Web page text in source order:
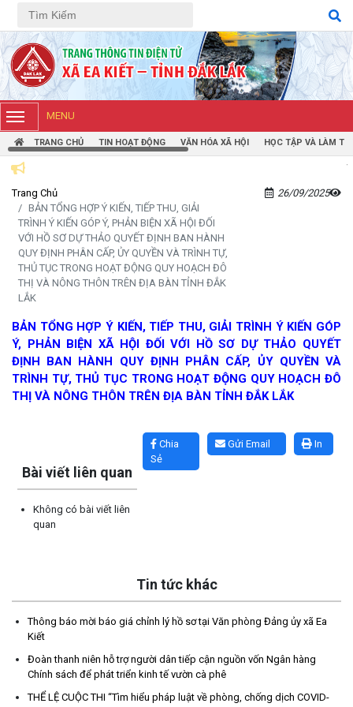
Tiếng Việt Tiếng Anh
MENU
TRANG CHỦ TIN HOẠT ĐỘNG VĂN HÓA XÃ HỘI HỌC TẬP VÀ LÀM
TRANG
Trang Chủ
BẢN TỔNG HỢP Ý KIẾN, TIẾP THU, GIẢI
TRÌNH Ý KIẾN GÓP Ý, PHẢN BIỆN XÃ HỘI ĐỐI
VỚI HỒ SƠ DỰ THẢO QUYẾT ĐỊNH BAN HÀNH
QUY ĐỊNH PHÂN CẤP, ỦY QUYỀN VÀ TRÌNH TỰ,
THỦ TỤC TRONG HOẠT ĐỘNG QUY HOẠCH ĐÔ
THỊ VÀ NÔNG THÔN TRÊN ĐỊA BÀN TỈNH ĐẮK
LẮK
26/09/2025
BẢN TỔNG HỢP Ý KIẾN, TIẾP THU, GIẢI TRÌNH Ý KIẾN GÓP
Ý, PHẢN BIỆN XÃ HỘI ĐỐI VỚI HỒ SƠ DỰ THẢO QUYẾT
ĐỊNH BAN HÀNH QUY ĐỊNH PHÂN CẤP, ỦY QUYỀN VÀ
TRÌNH TỰ, THỦ TỤC TRONG HOẠT ĐỘNG QUY HOẠCH ĐÔ
THỊ VÀ NÔNG THÔN TRÊN ĐỊA BÀN TỈNH ĐẮK LẮK
In
Gửi Email
Chia
Sẻ
Bài viết liên quan
Không có bài viết liên
quan
Tin tức khác
Thông báo mời báo giá chỉnh lý hồ sơ tại Văn phòng Đảng ủy xã Ea
Kiết
Đoàn thanh niên hỗ trợ người dân tiếp cận nguồn vốn Ngân hàng
Chính sách để phát triển kinh tế vườn cà phê
THỂ LỆ CUỘC THI “Tìm hiểu pháp luật về phòng, chống dịch COVID-
Thông báo mời báo giá chỉnh lý hồ sơ tại Văn phòng Đảng ủy xã
Ea Kiết
(23/04/2026)
NIỀM VUI CỦA NGƯỜI DÂN ĐỐI VỚI CHƯƠNG TRÌNH TÍN DỤNG
(26/03/2026)